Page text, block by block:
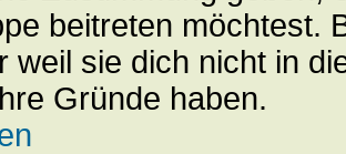
beitreten möchtest.
weil sie dich nicht in
Gründe haben.